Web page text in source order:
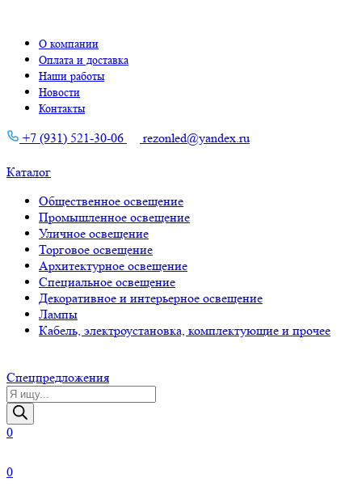
О компании
Оплата и доставка
Наши работы
Новости
Контакты
+7 (931) 521-30-06 rezonled@yandex.ru
Каталог
Общественное освещение
Промышленное освещение
Уличное освещение
Торговое освещение
Архитектурное освещение
Специальное освещение
Декоративное и интерьерное освещение
Лампы
Кабель, электроустановка, комплектующие и прочее
Cпецпредложения
Поиск
товаров
0
0